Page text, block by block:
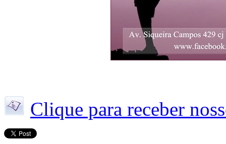
Clique para receber